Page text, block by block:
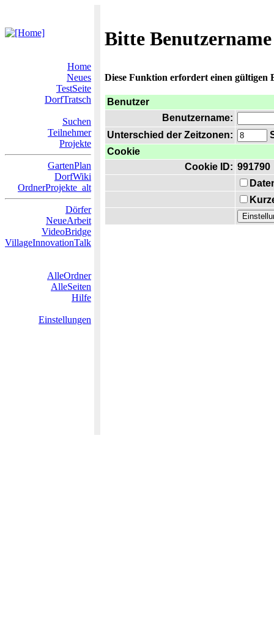
Bitte
Home
Neues
TestSeite
DorfTratsch
Suchen
Teilnehmer
Projekte
GartenPlan
DorfWiki
OrdnerProjekte_alt
Dörfer
NeueArbeit
VideoBridge
VillageInnovationTalk
AlleOrdner
AlleSeiten
Hilfe
Einstellungen
Diese Funktion erfordert einen gültigen
Benutzer
Benutzername:
Unterschied der Zeitzonen:
Cookie
Cookie ID: 991790